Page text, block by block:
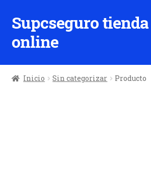
Ir
a
la
Ir
al
contenido
Supcseguro tienda
online
Inicio Sin categorizar Producto